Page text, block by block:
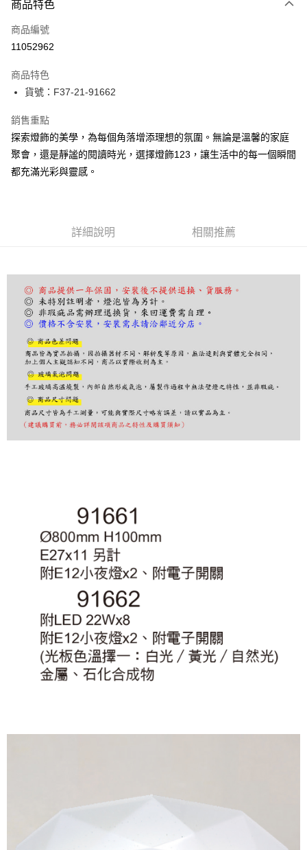
信用卡一次付款
LINE Pay
街口支付
悠遊付
Google Pay
全盈+PAY
AFTEE先享後付是「在收到商品之後才付款」的支付方式。 讓您購物簡單
３．安心：先確認商品／服務後，再付款。
【「AFTEE先享後付」結帳流程】
１．於結帳方式選擇「AFTEE先享後付」後，將跳轉至「AFTEE先享後付」
２．訂單成立數日內，您將收到繳費通知簡訊。
３．收到繳費通知簡訊後14天內，點擊此簡訊中的連結，可透過四大超商／
ATM／網路銀行／等多元方式進行付款，方視為交易完成。
※ 請注意：結帳手續完成當下不需立刻繳費，但若您需要取消訂單，請聯絡
購買商品的店家。未經商家同意取消之訂單仍視為有效，需透過AFTEE先享
後付繳納相關費用。
※ 交易是否成功請以「AFTEE先享後付 」之結帳頁面顯示為準，若有關於
權轉讓予恩沛科技股份有限公司。
２．關於個人資料處理事宜，請瀏覽以下網址：
https://aftee.tw/terms/#terms3
３．未成年的使用者請事先徵得法定代理人或監護人之同意方可使用
「AFTEE先享後付」，若未經同意申辦者引起之損失，本公司不負相關責
４．使用「AFTEE先享後付」時，將依據個別帳號之用戶狀況，依本公司即
時審查核予不同之上限額度；若仍有額度不足之情形，本公司將視審查結果
請求用戶進行身份認證。
５．嚴禁一人註冊多個帳號或使用他人資訊註冊。若發現惡意使用之情形，
恩沛科技股份有限公司將有權停止該用戶之使用額度並採取法律行動。
宅配
每筆NT$180，滿NT$5,000(含以上)免運費
商品特色
商品編號
11052962
商品特色
貨號：F37-21-91662
銷售重點
探索燈飾的美學，為每個角落增添理想的氛圍。無論是溫馨的家庭
聚會，還是靜謐的閱讀時光，選擇燈飾123，讓生活中的每一個瞬間
都充滿光彩與靈感。
詳細說明 相關推薦